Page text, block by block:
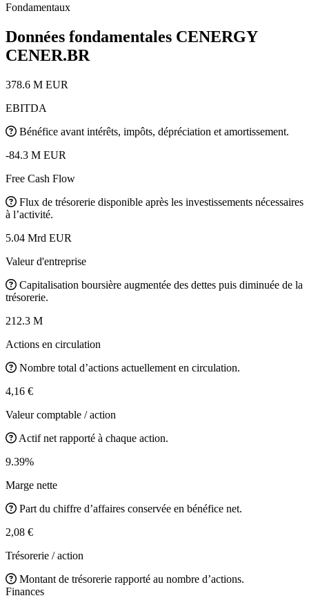
Fondamentaux
Données fondamentales CENERGY
CENER.BR
378.6 M EUR
EBITDA
Bénéfice avant intérêts, impôts, dépréciation et amortissement.
-84.3 M EUR
Free Cash Flow
Flux de trésorerie disponible après les investissements nécessaires
à l’activité.
5.04 Mrd EUR
Valeur d'entreprise
Capitalisation boursière augmentée des dettes puis diminuée de la
trésorerie.
212.3 M
Actions en circulation
Nombre total d’actions actuellement en circulation.
4,16 €
Valeur comptable / action
Actif net rapporté à chaque action.
9.39%
Marge nette
Part du chiffre d’affaires conservée en bénéfice net.
2,08 €
Trésorerie / action
Montant de trésorerie rapporté au nombre d’actions.
Finances